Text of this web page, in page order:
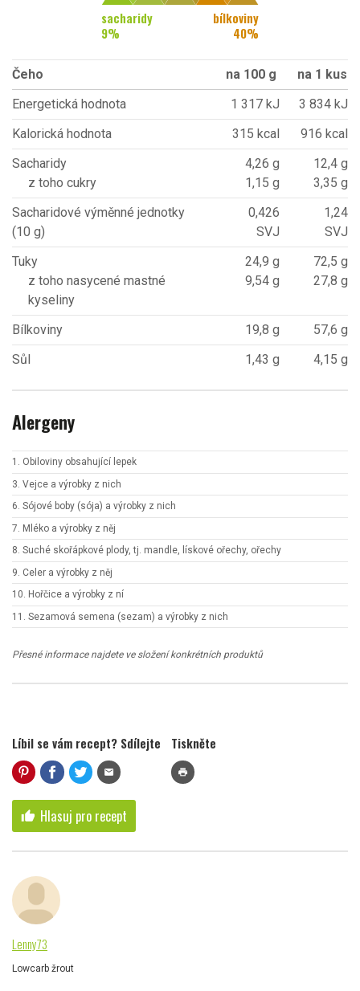
sacharidy
9%
bílkoviny
40%
Čeho na 100 g
na 1 kus
Energetická hodnota
1 317 kJ
3 834 kJ
Kalorická hodnota
315 kcal
916 kcal
Sacharidy
z toho cukry
4,26 g
1,15 g
12,4 g
3,35 g
Sacharidové výměnné jednotky
(10 g)
0,426
SVJ
1,24
SVJ
Tuky
z toho nasycené mastné
kyseliny
24,9 g
9,54 g
72,5 g
27,8 g
Bílkoviny 19,8 g
57,6 g
Sůl
1,43 g 4,15 g
Alergeny
1. Obiloviny obsahující lepek
3. Vejce a výrobky z nich
6. Sójové boby (sója) a výrobky z nich
7. Mléko a výrobky z něj
8. Suché skořápkové plody, tj. mandle, lískové ořechy, ořechy
9. Celer a výrobky z něj
10. Hořčice a výrobky z ní
11. Sezamová semena (sezam) a výrobky z nich
Přesné informace najdete ve složení konkrétních produktů
Líbil se vám recept? Sdílejte
mail
Tiskněte
print
thumb_up Hlasuj pro recept
Lenny73
Lowcarb žrout